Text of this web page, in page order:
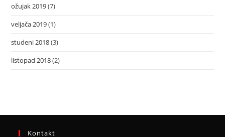
ožujak 2019(7)
veljača 2019(1)
studeni 2018(3)
listopad 2018(2)
Kontakt